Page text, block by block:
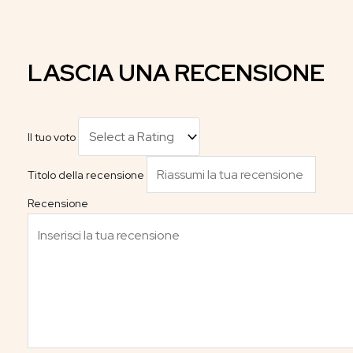
LASCIA UNA RECENSIONE
Il tuo voto
Titolo della recensione
Recensione